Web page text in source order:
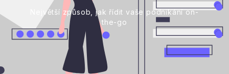
Největší způsob, jak řídit vaše podnikání on-
the-go